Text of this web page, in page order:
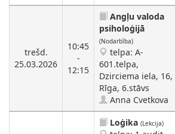
trešd.
25.03.2026
10:45
-
12:15
Angļu valoda
psiholoģijā
(Nodarbība)
telpa: A-
601.telpa,
Dzirciema iela, 16,
Rīga, 6.stāvs
Anna Cvetkova
Loģika (Lekcija)